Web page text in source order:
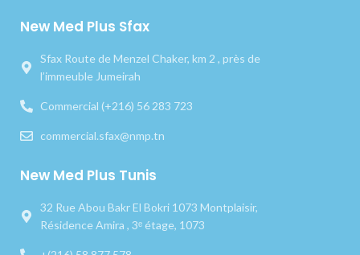
New Med Plus Sfax
Sfax Route de Menzel Chaker, km 2 , près de
l’immeuble Jumeirah
Commercial (+216) 56 283 723
commercial.sfax@nmp.tn
New Med Plus Tunis
32 Rue Abou Bakr El Bokri 1073 Montplaisir,
Résidence Amira , 3ᵉ étage, 1073